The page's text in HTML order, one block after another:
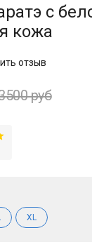
с
кожа
отзыв
руб
XL